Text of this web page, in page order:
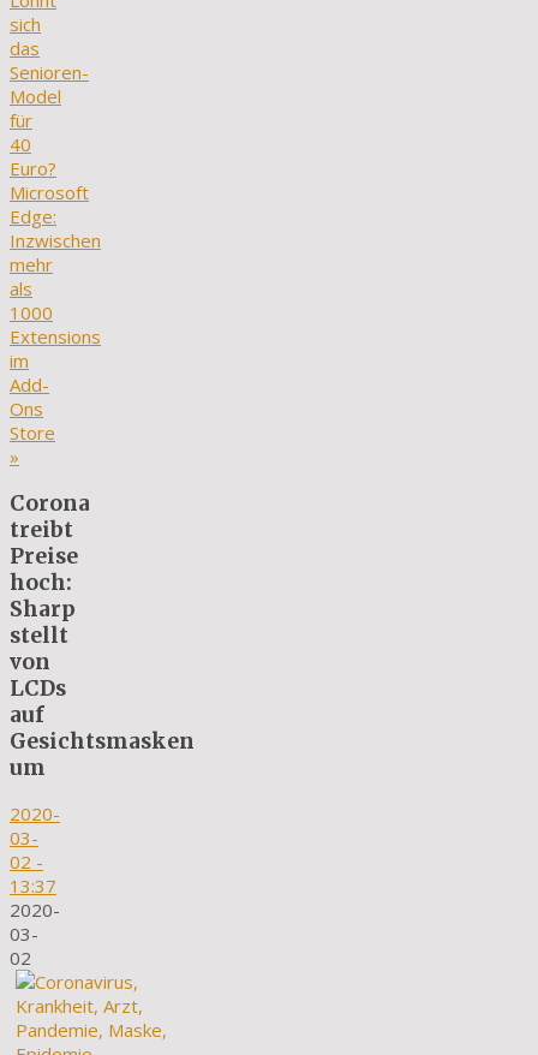
sich
das
Senioren-
Model
für
40
Euro?
Microsoft
Edge:
Inzwischen
mehr
als
1000
Extensions
im
Add-
Ons
Store
»
Corona
treibt
Preise
hoch:
Sharp
stellt
von
LCDs
auf
Gesichtsmasken
um
2020-
03-
02 -
13:37
2020-
03-
02